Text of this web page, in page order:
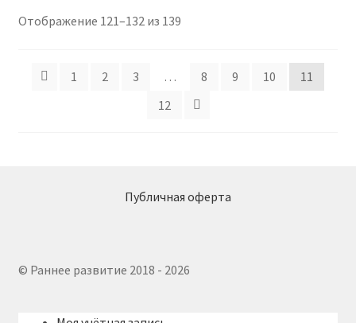
Отображение 121–132 из 139Сортировка:
1
2 3 … 8 9 10
11
12
Публичная оферта
© Раннее развитие 2018 - 2026